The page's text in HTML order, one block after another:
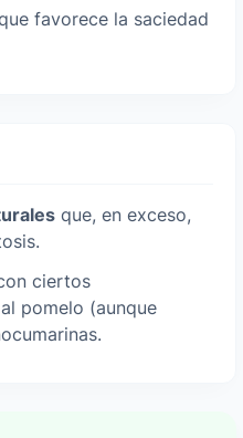
favorece la saciedad
que, en exceso,
ciertos
pomelo (aunque